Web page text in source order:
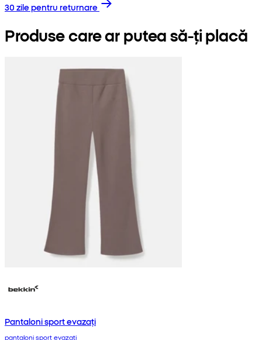
30 zile pentru returnare
Produse care ar putea să-ți placă
Pantaloni sport evazați
pantaloni sport evazați